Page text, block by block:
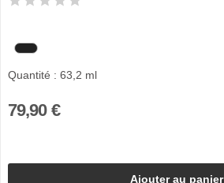
Quantité : 63,2 ml
79,90 €
Ajouter au panier